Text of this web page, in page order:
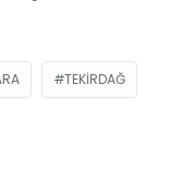
TEKIRDAĞ